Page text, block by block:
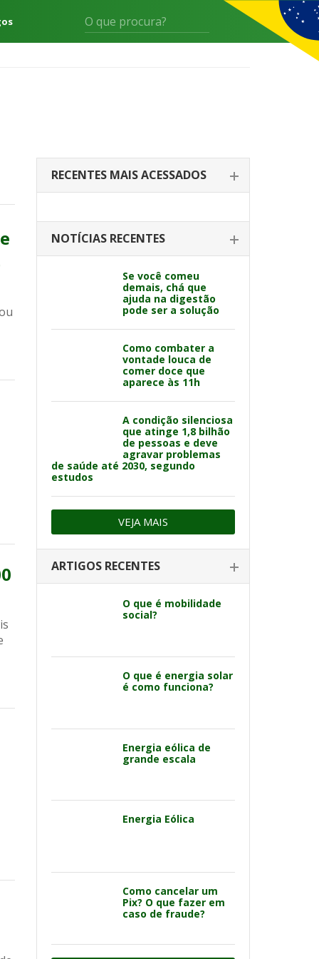
RECENTES MAIS ACESSADOS
NOTÍCIAS RECENTES
Se você comeu
demais, chá que
ajuda na digestão
pode ser a solução
Como combater a
vontade louca de
comer doce que
aparece às 11h
A condição silenciosa
que atinge 1,8 bilhão
de pessoas e deve
agravar problemas
de saúde até 2030, segundo
estudos
VEJA MAIS
ARTIGOS RECENTES
O que é mobilidade
social?
O que é energia solar
é como funciona?
Energia eólica de
grande escala
Energia Eólica
Como cancelar um
Pix? O que fazer em
caso de fraude?